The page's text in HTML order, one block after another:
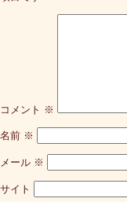
コメント ※
名前 ※
メール ※
サイト